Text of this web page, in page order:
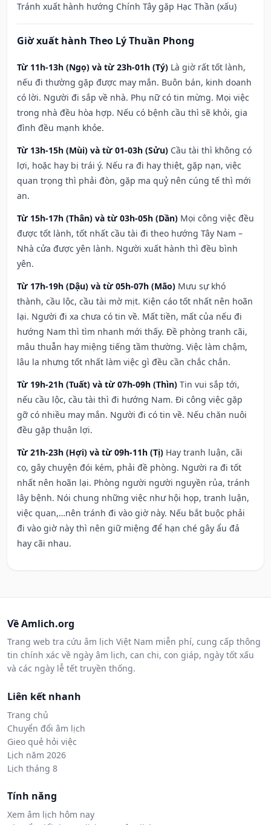
Tránh xuất hành hướng Chính Tây gặp Hạc Thần (xấu)
Giờ xuất hành Theo Lý Thuần Phong
Từ 11h-13h (Ngọ) và từ 23h-01h (Tý) Là giờ rất tốt lành,
nếu đi thường gặp được may mắn. Buôn bán, kinh doanh
có lời. Người đi sắp về nhà. Phụ nữ có tin mừng. Mọi việc
trong nhà đều hòa hợp. Nếu có bệnh cầu thì sẽ khỏi, gia
đình đều mạnh khỏe.
Từ 13h-15h (Mùi) và từ 01-03h (Sửu) Cầu tài thì không có
lợi, hoặc hay bị trái ý. Nếu ra đi hay thiệt, gặp nạn, việc
quan trọng thì phải đòn, gặp ma quỷ nên cúng tế thì mới
an.
Từ 15h-17h (Thân) và từ 03h-05h (Dần) Mọi công việc đều
được tốt lành, tốt nhất cầu tài đi theo hướng Tây Nam –
Nhà cửa được yên lành. Người xuất hành thì đều bình
yên.
Từ 17h-19h (Dậu) và từ 05h-07h (Mão) Mưu sự khó
thành, cầu lộc, cầu tài mờ mịt. Kiện cáo tốt nhất nên hoãn
lại. Người đi xa chưa có tin về. Mất tiền, mất của nếu đi
hướng Nam thì tìm nhanh mới thấy. Đề phòng tranh cãi,
mâu thuẫn hay miệng tiếng tầm thường. Việc làm chậm,
lâu la nhưng tốt nhất làm việc gì đều cần chắc chắn.
Từ 19h-21h (Tuất) và từ 07h-09h (Thìn) Tin vui sắp tới,
nếu cầu lộc, cầu tài thì đi hướng Nam. Đi công việc gặp
gỡ có nhiều may mắn. Người đi có tin về. Nếu chăn nuôi
đều gặp thuận lợi.
Từ 21h-23h (Hợi) và từ 09h-11h (Tị) Hay tranh luận, cãi
cọ, gây chuyện đói kém, phải đề phòng. Người ra đi tốt
nhất nên hoãn lại. Phòng người người nguyền rủa, tránh
lây bệnh. Nói chung những việc như hội họp, tranh luận,
việc quan,…nên tránh đi vào giờ này. Nếu bắt buộc phải
đi vào giờ này thì nên giữ miệng để hạn ché gây ẩu đả
hay cãi nhau.
Về Amlich.org
Trang web tra cứu âm lịch Việt Nam miễn phí, cung cấp thông
tin chính xác về ngày âm lịch, can chi, con giáp, ngày tốt xấu
và các ngày lễ tết truyền thống.
Liên kết nhanh
Trang chủ
Chuyển đổi âm lịch
Gieo quẻ hỏi việc
Lịch năm 2026
Lịch tháng 8
Tính năng
Xem âm lịch hôm nay